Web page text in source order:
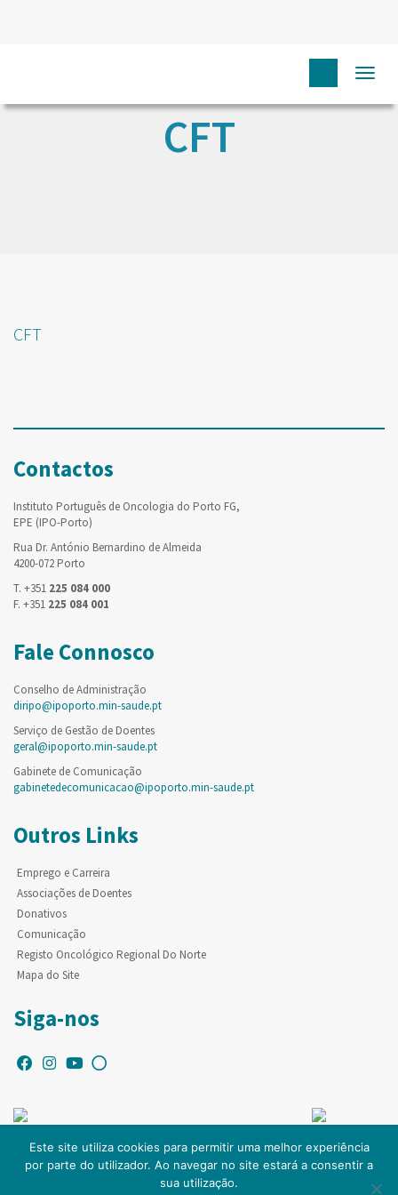
CFT
CFT
Contactos
Instituto Português de Oncologia do Porto FG,
EPE (IPO-Porto)
Rua Dr. António Bernardino de Almeida
4200-072 Porto
T. +351 225 084 000
F. +351 225 084 001
Fale Connosco
Conselho de Administração
diripo@ipoporto.min-saude.pt
Serviço de Gestão de Doentes
geral@ipoporto.min-saude.pt
Gabinete de Comunicação
gabinetedecomunicacao@ipoporto.min-saude.pt
Outros Links
Emprego e Carreira
Associações de Doentes
Donativos
Comunicação
Registo Oncológico Regional Do Norte
Mapa do Site
Siga-nos
© Copyright IPO-PORTO. Todos os direitos reservados.
Este site utiliza cookies para permitir uma melhor experiência
por parte do utilizador. Ao navegar no site estará a consentir a
sua utilização.